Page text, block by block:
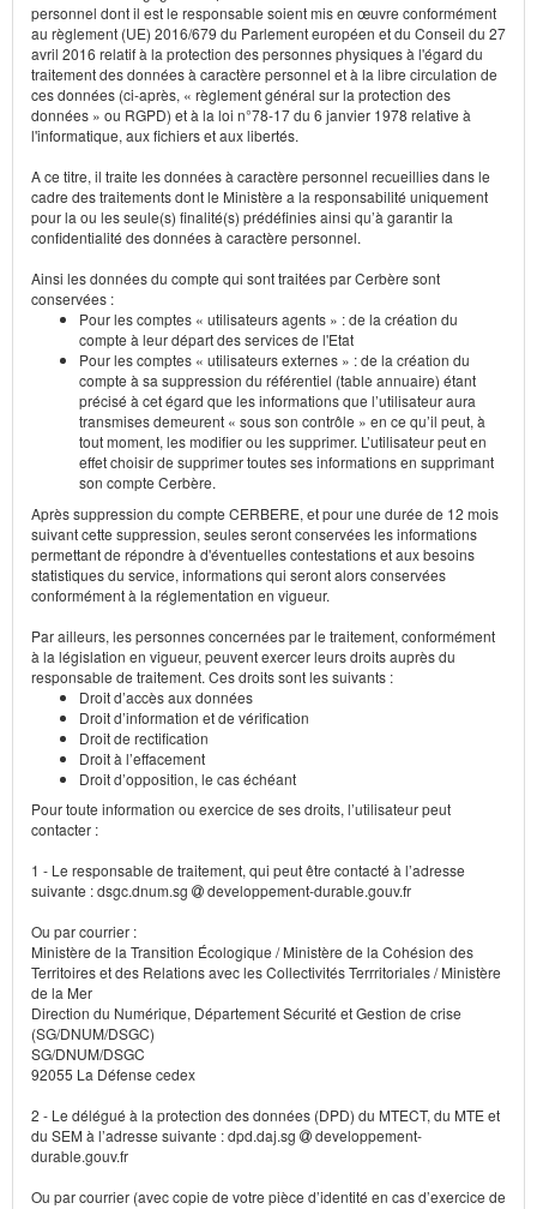
personnel dont il est le responsable soient mis en œuvre conformément
au règlement (UE) 2016/679 du Parlement européen et du Conseil du 27
avril 2016 relatif à la protection des personnes physiques à l'égard du
traitement des données à caractère personnel et à la libre circulation de
ces données (ci-après, « règlement général sur la protection des
données » ou RGPD) et à la loi n°78-17 du 6 janvier 1978 relative à
l'informatique, aux fichiers et aux libertés.
A ce titre, il traite les données à caractère personnel recueillies dans le
cadre des traitements dont le Ministère a la responsabilité uniquement
pour la ou les seule(s) finalité(s) prédéfinies ainsi qu’à garantir la
confidentialité des données à caractère personnel.
Ainsi les données du compte qui sont traitées par Cerbère sont
conservées :
Pour les comptes « utilisateurs agents » : de la création du
compte à leur départ des services de l'Etat
Pour les comptes « utilisateurs externes » : de la création du
compte à sa suppression du référentiel (table annuaire) étant
précisé à cet égard que les informations que l’utilisateur aura
transmises demeurent « sous son contrôle » en ce qu’il peut, à
tout moment, les modifier ou les supprimer. L’utilisateur peut en
effet choisir de supprimer toutes ses informations en supprimant
son compte Cerbère.
Après suppression du compte CERBERE, et pour une durée de 12 mois
suivant cette suppression, seules seront conservées les informations
permettant de répondre à d'éventuelles contestations et aux besoins
statistiques du service, informations qui seront alors conservées
conformément à la réglementation en vigueur.
Par ailleurs, les personnes concernées par le traitement, conformément
à la législation en vigueur, peuvent exercer leurs droits auprès du
responsable de traitement. Ces droits sont les suivants :
Droit d’accès aux données
Droit d’information et de vérification
Droit de rectification
Droit à l’effacement
Droit d’opposition, le cas échéant
Pour toute information ou exercice de ses droits, l’utilisateur peut
contacter :
1 - Le responsable de traitement, qui peut être contacté à l’adresse
suivante : dsgc.dnum.sg
developpement-durable.gouv.fr
Ou par courrier :
Ministère de la Transition Écologique / Ministère de la Cohésion des
Territoires et des Relations avec les Collectivités Terrritoriales / Ministère
de la Mer
Direction du Numérique, Département Sécurité et Gestion de crise
(SG/DNUM/DSGC)
SG/DNUM/DSGC
92055 La Défense cedex
2 - Le délégué à la protection des données (DPD) du MTECT, du MTE et
du SEM à l’adresse suivante : dpd.daj.sg
developpement-
durable.gouv.fr
Ou par courrier (avec copie de votre pièce d’identité en cas d’exercice de